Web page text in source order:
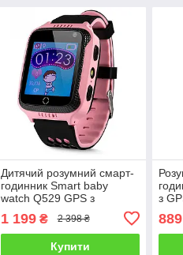
Дитячий розумний смарт-
годинник Smart baby
watch Q529 GPS з
прослуховування для
дітей із трекером Рожевий
1 199₴ 2 398 ₴
Купити
з
889